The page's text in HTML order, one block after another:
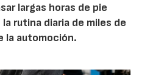
largas horas de pie
rutina diaria de miles de
la automoción.